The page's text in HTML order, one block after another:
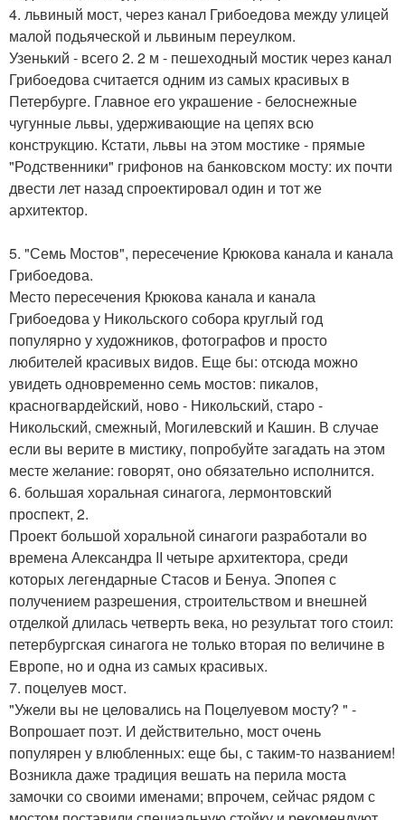
4. львиный мост, через канал Грибоедова между улицей
малой подьяческой и львиным переулком.
Узенький - всего 2. 2 м - пешеходный мостик через канал
Грибоедова считается одним из самых красивых в
Петербурге. Главное его украшение - белоснежные
чугунные львы, удерживающие на цепях всю
конструкцию. Кстати, львы на этом мостике - прямые
"Родственники" грифонов на банковском мосту: их почти
двести лет назад спроектировал один и тот же
архитектор.
5. "Семь Мостов", пересечение Крюкова канала и канала
Грибоедова.
Место пересечения Крюкова канала и канала
Грибоедова у Никольского собора круглый год
популярно у художников, фотографов и просто
любителей красивых видов. Еще бы: отсюда можно
увидеть одновременно семь мостов: пикалов,
красногвардейский, ново - Никольский, старо -
Никольский, смежный, Могилевский и Кашин. В случае
если вы верите в мистику, попробуйте загадать на этом
месте желание: говорят, оно обязательно исполнится.
6. большая хоральная синагога, лермонтовский
проспект, 2.
Проект большой хоральной синагоги разработали во
времена Александра II четыре архитектора, среди
которых легендарные Стасов и Бенуа. Эпопея с
получением разрешения, строительством и внешней
отделкой длилась четверть века, но результат того стоил:
петербургская синагога не только вторая по величине в
Европе, но и одна из самых красивых.
7. поцелуев мост.
"Ужели вы не целовались на Поцелуевом мосту? " -
Вопрошает поэт. И действительно, мост очень
популярен у влюбленных: еще бы, с таким-то названием!
Возникла даже традиция вешать на перила моста
замочки со своими именами; впрочем, сейчас рядом с